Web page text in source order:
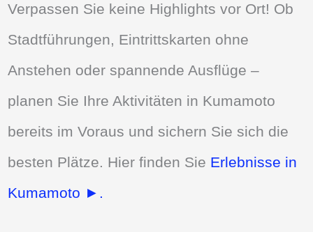
Verpassen Sie keine Highlights vor Ort! Ob
Stadtführungen, Eintrittskarten ohne
Anstehen oder spannende Ausflüge –
planen Sie Ihre Aktivitäten in Kumamoto
bereits im Voraus und sichern Sie sich die
besten Plätze. Hier finden Sie Erlebnisse in
Kumamoto ►.